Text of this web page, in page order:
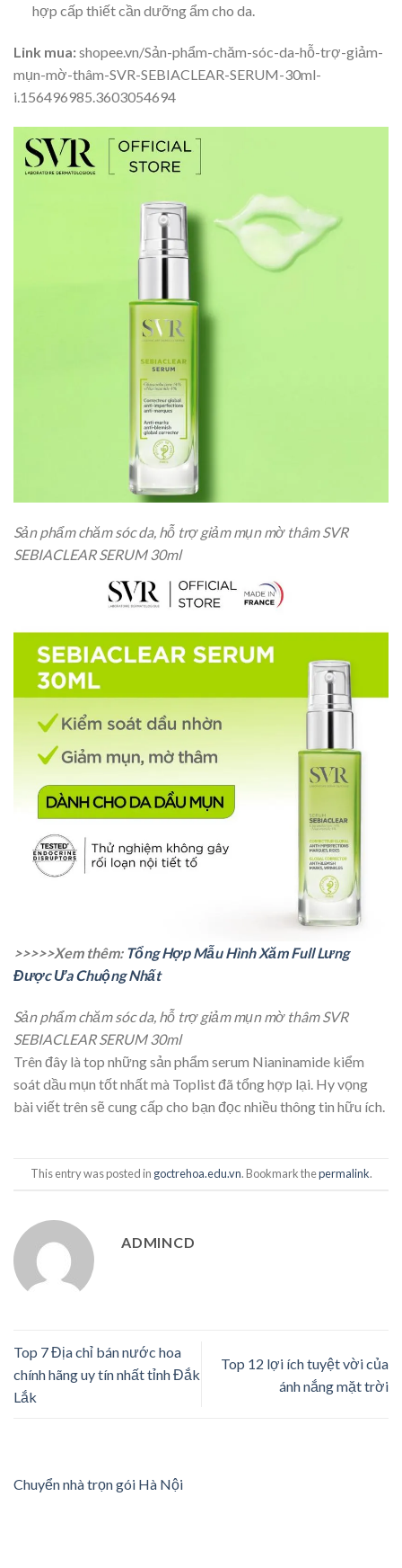
hợp cấp thiết cần dưỡng ẩm cho da.
Link mua:shopee.vn/Sản-phẩm-chăm-sóc-da-hỗ-trợ-giảm-
mụn-mờ-thâm-SVR-SEBIACLEAR-SERUM-30ml-
i.156496985.3603054694
Sản phẩm chăm sóc da, hỗ trợ giảm mụn mờ thâm SVR
SEBIACLEAR SERUM 30ml
>>>>>Xem thêm: Tổng Hợp Mẫu Hình Xăm Full Lưng
Được Ưa Chuộng Nhất
Sản phẩm chăm sóc da, hỗ trợ giảm mụn mờ thâm SVR
SEBIACLEAR SERUM 30ml
Trên đây là top những sản phẩm serum Nianinamide kiểm
soát dầu mụn tốt nhất mà Toplist đã tổng hợp lại. Hy vọng
bài viết trên sẽ cung cấp cho bạn đọc nhiều thông tin hữu ích.
This entry was posted in goctrehoa.edu.vn. Bookmark thepermalink.
ADMINCD
Top 7 Địa chỉ bán nước hoa
chính hãng uy tín nhất tỉnh Đắk
Lắk
Top 12 lợi ích tuyệt vời của
ánh nắng mặt trời
Chuyển nhà trọn gói Hà Nội